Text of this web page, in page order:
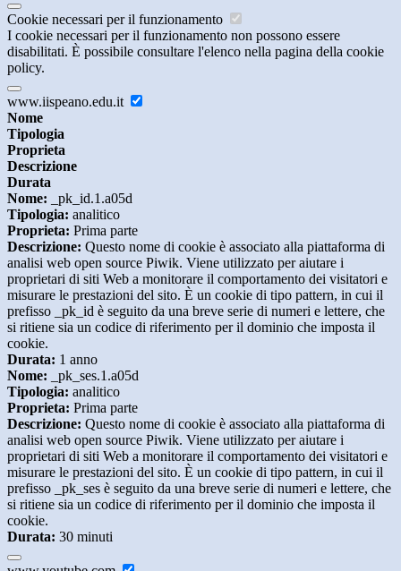
Cookie necessari per il funzionamento
I cookie necessari per il funzionamento non possono essere
disabilitati. È possibile consultare l'elenco nella pagina della cookie
policy.
www.iispeano.edu.it
Nome
Tipologia
Proprieta
Descrizione
Durata
Nome: _pk_id.1.a05d
Tipologia: analitico
Proprieta: Prima parte
Descrizione: Questo nome di cookie è associato alla piattaforma di
analisi web open source Piwik. Viene utilizzato per aiutare i
proprietari di siti Web a monitorare il comportamento dei visitatori e
misurare le prestazioni del sito. È un cookie di tipo pattern, in cui il
prefisso _pk_id è seguito da una breve serie di numeri e lettere, che
si ritiene sia un codice di riferimento per il dominio che imposta il
cookie.
Durata: 1 anno
Nome: _pk_ses.1.a05d
Tipologia: analitico
Proprieta: Prima parte
Descrizione: Questo nome di cookie è associato alla piattaforma di
analisi web open source Piwik. Viene utilizzato per aiutare i
proprietari di siti Web a monitorare il comportamento dei visitatori e
misurare le prestazioni del sito. È un cookie di tipo pattern, in cui il
prefisso _pk_ses è seguito da una breve serie di numeri e lettere, che
si ritiene sia un codice di riferimento per il dominio che imposta il
cookie.
Durata: 30 minuti